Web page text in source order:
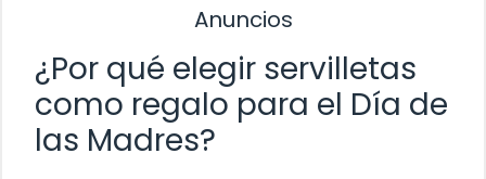
Anuncios
¿Por qué elegir servilletas
como regalo para el Día de
las Madres?